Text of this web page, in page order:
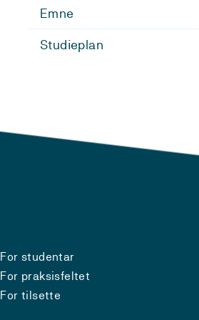
Emne
Studieplan
For studentar
For praksisfeltet
For tilsette